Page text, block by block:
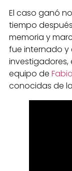
El caso ganó
tiempo
memoria y
fue internado y
investigadores,
equipo de
conocidas de